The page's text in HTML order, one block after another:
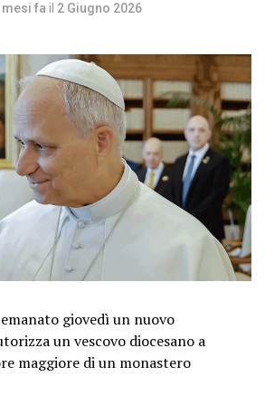
mesi fa il 2 Giugno 2026
giovedì un nuovo
un vescovo diocesano a
maggiore di un monastero